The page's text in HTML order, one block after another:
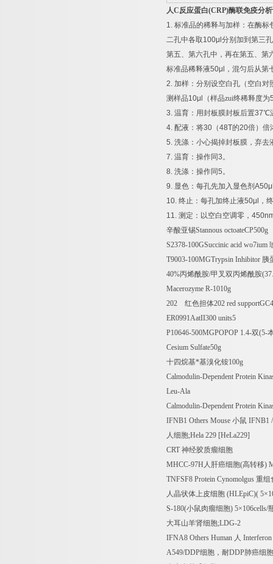
人C反应蛋白(CRP)酶联免疫分
1. 标准品的稀释与加样：在酶标
二孔中各取100μl 分别加到第三
第五、第六孔中，再在第五、第
标准品稀释液50μl
，混匀后从第
2. 加样：分别设空白孔（空白
测样品10μl （样品zui终稀释度为
3. 温育：用封板膜封板后置37℃
4. 配液：将30 （48T的20倍）倍
5. 洗涤：小心揭掉封板膜，弃去
7. 温育：操作同3。
8. 洗涤：操作同5。
9. 显色：每孔先加入显色剂
10. 终止：每孔加终止液50μl
，
11. 测定：以空白空调零，
辛酸亚锡Stannous octoateCP500g
S2378-100GSuccinic acid wo7ium
T9003-100MGTrypsin Inhibitor 胰
40%丙烯酰胺/甲叉双丙烯酰胺
Macerozyme R-1010g
202 红色担体202 red
ER0991AatII300 units5
P10646-500MGPOPOP 1.4-双(5-
Cesium Sulfate50g
十四烷基*基溴化铵100g
Calmodulin-Dependent Protein
Leu-Ala
Calmodulin-Dependent Protein
IFNB1 Others Mouse 小鼠 IFNB1
人细胞;Hela 229 [HeLa229]
CRT 神经胶质瘤细胞
MHCC-97H 人肝癌细胞(高转移)
TNFSF8 Protein Cynomolgus 重组
人晶状体上皮细胞 (HLEpiC)( 5×
S-180(小鼠肉瘤细胞) 5×106cells/
大耳山羊肾细胞;LDG-2
IFNA8 Others Human 人
A549/DDP细胞，耐DDP肺癌细胞